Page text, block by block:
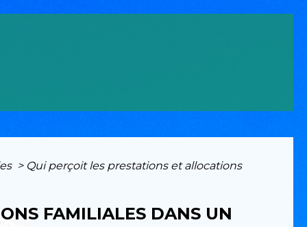
> Qui perçoit les prestations et allocations
FAMILIALES DANS UN